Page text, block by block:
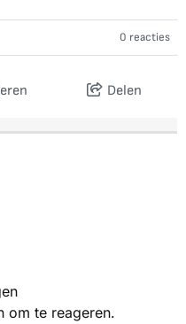
0 reacties
Delen
om te reageren.